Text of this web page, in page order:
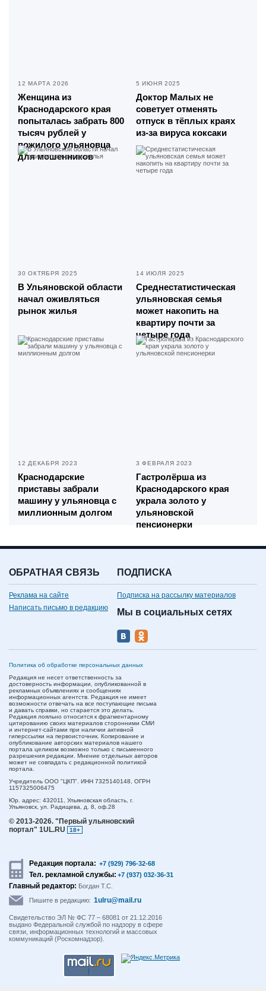
12 МАРТА 2026
Женщина из
Краснодарского края
попыталась забрать 800
тысяч рублей у
пожилого ульяновца
для мошенников
5 ИЮНЯ 2025
Доктор Малых не
советует отменять
отпуск в тёплых краях
из-за вируса коксаки
30 ОКТЯБРЯ 2025
В Ульяновской области
начал оживляться
рынок жилья
14 ИЮЛЯ 2025
Среднестатистическая
ульяновская семья
может накопить на
квартиру почти за
четыре года
12 ДЕКАБРЯ 2023
Краснодарские
приставы забрали
машину у ульяновца с
миллионным долгом
3 ФЕВРАЛЯ 2023
Гастролёрша из
Краснодарского края
украла золото у
ульяновской
пенсионерки
ОБРАТНАЯ СВЯЗЬ
Реклама на сайте
Написать письмо в редакцию
ПОДПИСКА
Подписка на рассылку материалов
Мы в социальных сетях
Политика об обработке персональных данных
Редакция не несет ответственность за
достоверность информации, опубликованной в
рекламных объявлениях и сообщениях
информационных агентств. Редакция не имеет
возможности отвечать на все поступающие письма
и давать справки, но старается это делать.
Редакция лояльно относится к фрагментарному
цитированию своих материалов сторонними СМИ
и интернет-сайтами при наличии активной
гиперссылки на первоисточник. Копирование и
опубликование авторских материалов нашего
портала целиком возможно только с письменного
разрешения редакции. Мнение отдельных авторов
может не совпадать с редакционной политикой
портала.
Учредитель ООО "ЦКП". ИНН 7325140148, ОГРН
1157325006475
Юр. адрес: 432011, Ульяновская область, г.
Ульяновск, ул. Радищева, д. 8, оф.28
© 2013-2026. "Первый ульяновский
портал" 1UL.RU
18+
Редакция портала: +7 (929) 796-32-68
Тел. рекламной службы: +7 (937) 032-36-31
Главный редактор: Богдан Т.С.
Пишите в редакцию: 1ulru@mail.ru
Свидетельство ЭЛ № ФС 77 – 68081 от 21.12.2016
выдано Федеральной службой по надзору в сфере
связи, информационных технологий и массовых
коммуникаций (Роскомнадзор).